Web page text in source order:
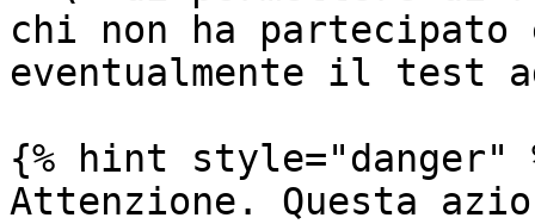
chi non ha
eventualmente il test
{% hint style="danger"
Attenzione. Questa